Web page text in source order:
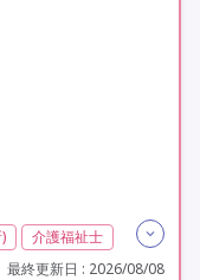
介護福祉士
ルパー2級)
最終更新日 : 2026/08/08